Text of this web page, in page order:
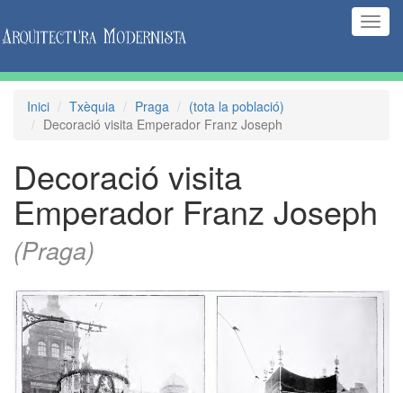
Inici Txèquia Praga
(tota la població)
Decoració visita Emperador Franz Joseph
Decoració visita
Emperador Franz Joseph
(Praga)